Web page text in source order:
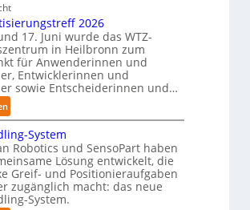
A
A
Z
ü
r
i
c
h
:
T
r
e
f
2026
17. Juni wurde das WTZ-
in Heilbronn zum
für Anwenderinnen und
Entwicklerinnen und
sowie Entscheiderinnen und…
:
A
u
t
o
m
a
System
Robotics und SensoPart haben
Lösung entwickelt, die
Greif- und Positionieraufgaben
zugänglich macht: das neue
System.